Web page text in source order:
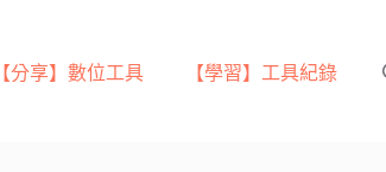
【分享】數位工具 【學習】工具紀錄